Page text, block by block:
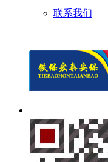
联系我们